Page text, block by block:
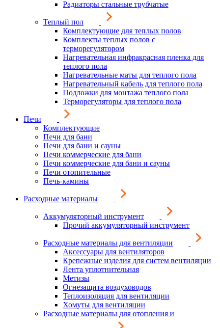
Радиаторы стальные трубчатые
Теплый пол
Комплектующие для теплых полов
Комплекты теплых полов с
терморегулятором
Нагревательная инфракрасная пленка для
теплого пола
Нагревательные маты для теплого пола
Нагревательный кабель для теплого пола
Подложки для монтажа теплого пола
Терморегуляторы для теплого пола
Печи
Комплектующие
Печи для бани
Печи для бани и сауны
Печи коммерческие для бани
Печи коммерческие для бани и сауны
Печи отопительные
Печь-камины
Расходные материалы
Аккумуляторный инструмент
Прочий аккумуляторный инструмент
Расходные материалы для вентиляции
Аксессуары для вентиляторов
Крепежные изделия для систем вентиляции
Лента уплотнительная
Метизы
Огнезащита воздуховодов
Теплоизоляция для вентиляции
Хомуты для вентиляции
Расходные материалы для отопления и